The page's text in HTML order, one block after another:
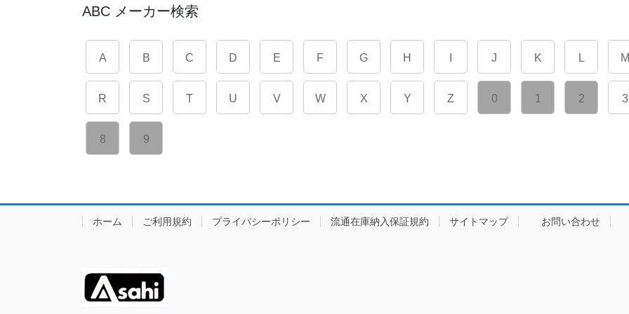
ABC メーカー検索
A B C D E F G H J K L M
R S T U V W X Y Z 0 1 2 3
8 9
ホーム ご利用規約 プライバシーポリシー 流通在庫納入保証規約 サイトマップ お問い合わせ